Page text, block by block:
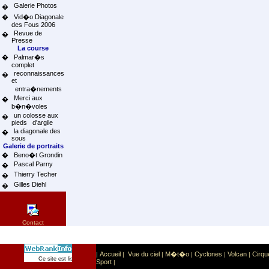
�
Galerie Photos
�
Vid�o Diagonale
des Fous 2006
�
Revue de
Presse
La course
�
Palmar�s
complet
�
reconnaissances
et
entra�nements
�
Merci aux
b�n�voles
�
un colosse aux
pieds d'argile
�
la diagonale des
sous
Galerie de portraits
�
Beno�t Grondin
�
Pascal Parny
�
Thierry Techer
�
Gilles Diehl
Contact
Ce site est list� dans la cat�gorie Sport Sports extr�mes
| Accueil | Vue du ciel | M�t�o | Cyclones | Volcan |
Sport |